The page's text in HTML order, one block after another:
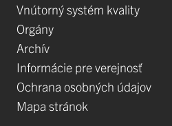
Vnútorný systém kvality
Orgány
Archív
Informácie pre verejnosť
Ochrana osobných údajov
Mapa stránok